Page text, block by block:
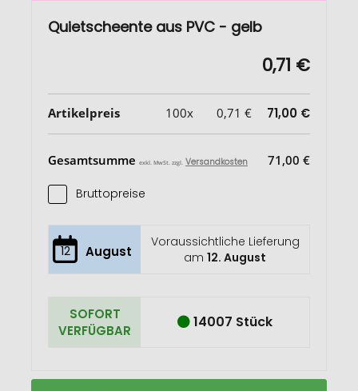
Quietscheente aus PVC - gelb
0,71 €
Artikelpreis 100x 0,71 € 71,00 €
Gesamtsumme exkl. MwSt. zzgl. Versandkosten 71,00 €
Bruttopreise
12 August
Voraussichtliche Lieferung
am12. August
SOFORT
VERFÜGBAR
14007 Stück